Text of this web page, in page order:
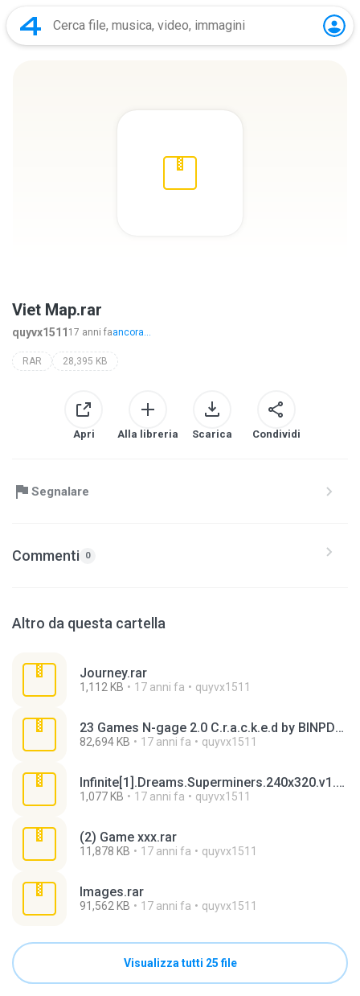
Viet Map.rar
quyvx1511 17 anni faancora...
RAR 28,395 KB
Apri Alla libreria Scarica Condividi
Segnalare
Commenti 0
Altro da questa cartella
Journey.rar
1,112 KB 17 anni fa quyvx1511
23 Games N-gage 2.0 C.r.a.c.k.e.d by BINPDA part 2.rar
82,694 KB 17 anni fa quyvx1511
Infinite[1].Dreams.Superminers.240x320.v1.07.S60v3.SymbianOS9.1.Cracked-BiNPDA.zip
1,077 KB 17 anni fa quyvx1511
(2) Game xxx.rar
11,878 KB 17 anni fa quyvx1511
Images.rar
91,562 KB 17 anni fa quyvx1511
Visualizza tutti 25 file